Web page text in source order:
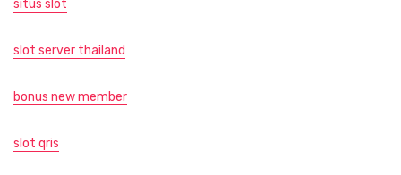
situs slot
slot server thailand
bonus new member
slot qris